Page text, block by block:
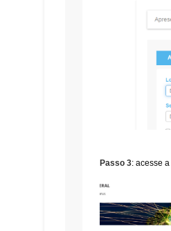
Passo 3: acesse a